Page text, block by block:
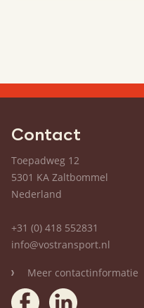
Contact
Toepadweg 12
5301 KA Zaltbommel
Nederland
+31 (0) 418 552831
info@vostransport.nl
Meer contactinformatie